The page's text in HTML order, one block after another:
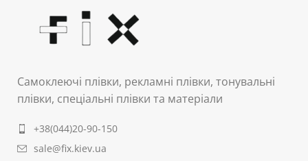
Самоклеючі плівки, рекламні плівки, тонувальні
плівки, спеціальні плівки та матеріали
+38(044)20-90-150
sale@fix.kiev.ua